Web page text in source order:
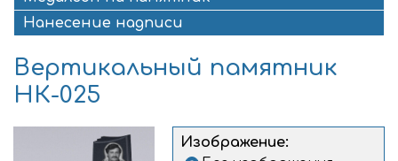
Нанесение надписи
Вертикальный памятник
НК-025
Изображение: